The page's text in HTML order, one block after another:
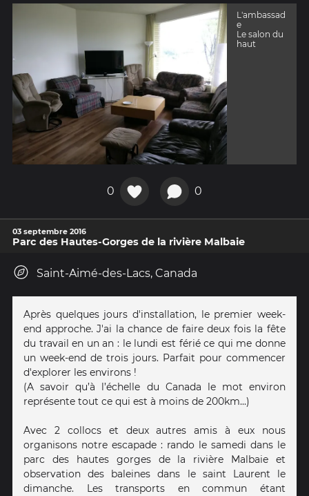
L'ambassad
e
Le salon du
haut
0 0
03 septembre 2016
Parc des Hautes-Gorges de la rivière Malbaie
Saint-Aimé-des-Lacs, Canada
Après quelques jours d'installation, le premier week-
end approche. J'ai la chance de faire deux fois la fête
du travail en un an : le lundi est férié ce qui me donne
un week-end de trois jours. Parfait pour commencer
d'explorer les environs !
(A savoir qu’à l’échelle du Canada le mot environ
représente tout ce qui est à moins de 200km...)
Avec 2 collocs et deux autres amis à eux nous
organisons notre escapade : rando le samedi dans le
parc des hautes gorges de la rivière Malbaie et
observation des baleines dans le saint Laurent le
dimanche. Les transports en commun étant